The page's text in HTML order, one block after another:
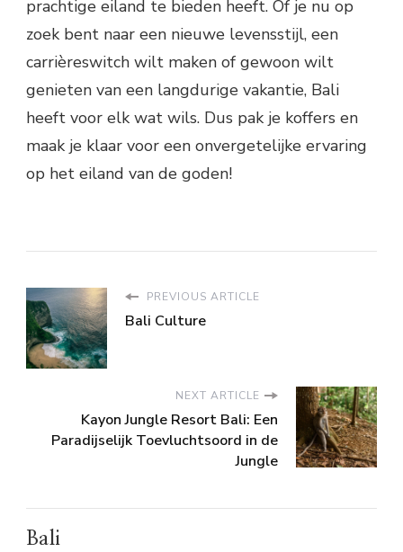
prachtige eiland te bieden heeft. Of je nu op
zoek bent naar een nieuwe levensstijl, een
carrièreswitch wilt maken of gewoon wilt
genieten van een langdurige vakantie, Bali
heeft voor elk wat wils. Dus pak je koffers en
maak je klaar voor een onvergetelijke ervaring
op het eiland van de goden!
PREVIOUS ARTICLE
Bali Culture
NEXT ARTICLE
Kayon Jungle Resort Bali: Een
Paradijselijk Toevluchtsoord in de
Jungle
Bali